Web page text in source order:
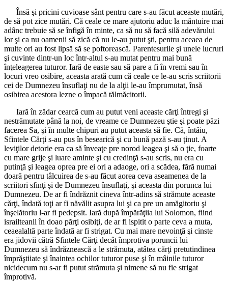
Însă şi pricini cuvioase sânt pentru care s-au făcut aceaste mutări,
de să pot zice mutări. Că ceale ce mare ajutoriu aduc la mântuire mai
adânc trebuie să se înfigă în minte, ca să nu să facă silă adevărului
lor şi ca nu oamenii să zică că nu le-au putut şti, pentru aceaea de
multe ori au fost lipsă să se poftorească. Parentesurile şi unele lucruri
şi cuvinte dintr-un loc într-altul s-au mutat pentru mai bună
înţeleagerea tuturor. Iară de easte sau să pare a fi în vremi sau în
locuri vreo osibire, aceasta arată cum că ceale ce le-au scris scriitorii
cei de Dumnezeu însuflaţi nu de la alţii le-au împrumutat, însă
osibirea acestora lezne o împacă tălmăcitorii.
Iară în zădar cearcă cum au putut veni aceaste cărţi întregi şi
nestrămutate până la noi, de vreame ce Dumnezeu ştie şi poate păzi
facerea Sa, şi în multe chipuri au putut aceasta să fie. Că, întâiu,
Sfintele Cărţi s-au pus în besearică şi cu bună pază s-au ţinut. A
leviţilor detorie era ca să înveaţe pre norod leagea şi să o ţie, foarte
cu mare grije şi luare aminte şi cu credinţă s-au scris, nu era cu
putinţă şi leagea oprea pre ei ori a adaoge, ori a scădea, fără numai
doară pentru tâlcuirea de s-au făcut aorea ceva aseamenea de la
scriitori sfinţi şi de Dumnezeu însuflaţi, şi aceasta din porunca lui
Dumnezeu. De ar fi îndrăznit cineva într-adins să strămute aceaste
cărţi, îndată toţi ar fi năvălit asupra lui şi ca pre un amăgitoriu şi
înşelătoriu l-ar fi pedepsit. Iară după împărăţiia lui Solomon, fiind
israilteanii în doao părţi osibiţi, de ar fi ispitit o parte ceva a muta,
ceaealaltă parte îndată ar fi strigat. Cu mai mare nevoinţă şi cinste
era jidovii cătră Sfintele Cărţi decât împrotiva poruncii lui
Dumnezeu să îndrăznească a le strămuta, atâtea cărţi pretutindinea
împrăştiiate şi înaintea ochilor tuturor puse şi în mâinile tuturor
nicidecum nu s-ar fi putut strămuta şi nimene să nu fie strigat
împrotivă.